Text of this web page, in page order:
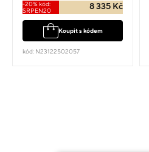
-20% kód:
SRPEN20
8 335 Kč
Koupit s kódem
kód: N23122502057